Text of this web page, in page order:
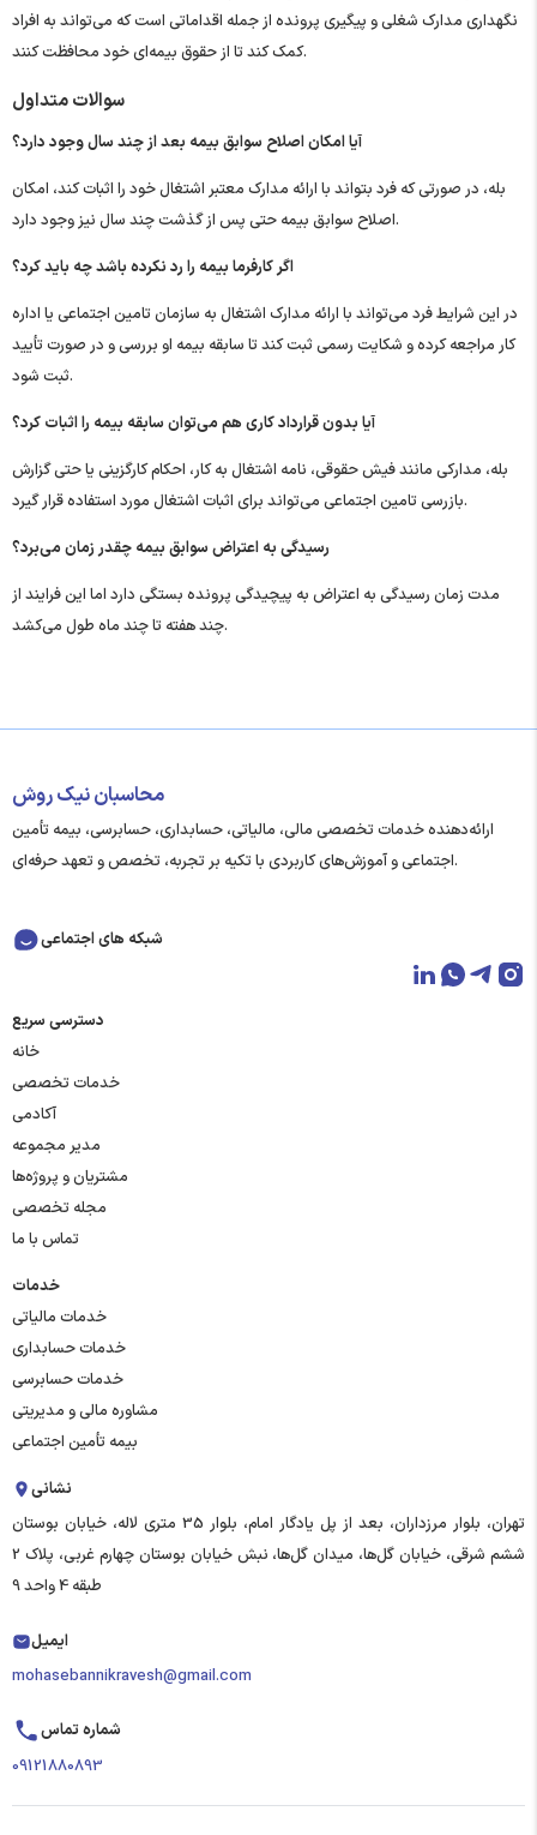
نگهداری مدارک شغلی و پیگیری پرونده از جمله اقداماتی است که می‌تواند به افراد
کمک کند تا از حقوق بیمه‌ای خود محافظت کنند.
سوالات متداول
آیا امکان اصلاح سوابق بیمه بعد از چند سال وجود دارد؟
بله، در صورتی که فرد بتواند با ارائه مدارک معتبر اشتغال خود را اثبات کند، امکان
اصلاح سوابق بیمه حتی پس از گذشت چند سال نیز وجود دارد.
اگر کارفرما بیمه را رد نکرده باشد چه باید کرد؟
در این شرایط فرد می‌تواند با ارائه مدارک اشتغال به سازمان تامین اجتماعی یا اداره
کار مراجعه کرده و شکایت رسمی ثبت کند تا سابقه بیمه او بررسی و در صورت تأیید
ثبت شود.
آیا بدون قرارداد کاری هم می‌توان سابقه بیمه را اثبات کرد؟
بله، مدارکی مانند فیش حقوقی، نامه اشتغال به کار، احکام کارگزینی یا حتی گزارش
بازرسی تامین اجتماعی می‌تواند برای اثبات اشتغال مورد استفاده قرار گیرد.
رسیدگی به اعتراض سوابق بیمه چقدر زمان می‌برد؟
مدت زمان رسیدگی به اعتراض به پیچیدگی پرونده بستگی دارد اما این فرایند از
چند هفته تا چند ماه طول می‌کشد.
محاسبان نیک روش
ارائه‌دهنده خدمات تخصصی مالی، مالیاتی، حسابداری، حسابرسی، بیمه تأمین
اجتماعی و آموزش‌های کاربردی با تکیه بر تجربه، تخصص و تعهد حرفه‌ای.
شبکه های اجتماعی
دسترسی سریع
خانه
خدمات تخصصی
آکادمی
مدیر مجموعه
مشتریان و پروژه‌ها
مجله تخصصی
تماس با ما
خدمات
خدمات مالیاتی
خدمات حسابداری
خدمات حسابرسی
مشاوره مالی و مدیریتی
بیمه تأمین اجتماعی
نشانی
تهران، بلوار مرزداران، بعد از پل یادگار امام، بلوار 35 متری لاله، خیابان بوستان
ششم شرقی، خیابان گل‌ها، میدان گل‌ها، نبش خیابان بوستان چهارم غربی، پلاک 2
طبقه 4 واحد 9
ایمیل
mohasebannikravesh@gmail.com
شماره تماس
09121880893